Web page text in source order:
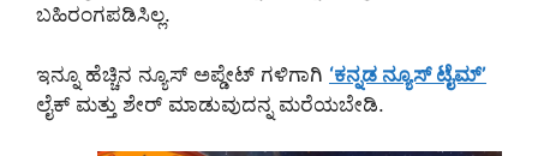
ಬಹಿರಂಗಪಡಿಸಿಲ್ಲ.
ಇನ್ನೂ ಹೆಚ್ಚಿನ ನ್ಯೂಸ್ ಅಪ್ಡೇಟ್ ಗಳಿಗಾಗಿ ‘ಕನ್ನಡ ನ್ಯೂಸ್ ಟೈಮ್’
ಲೈಕ್ ಮತ್ತು ಶೇರ್ ಮಾಡುವುದನ್ನ ಮರೆಯಬೇಡಿ.